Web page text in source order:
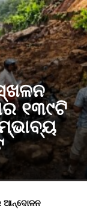
୧୩୯ଟି
ଆନ୍ଦୋଳନ